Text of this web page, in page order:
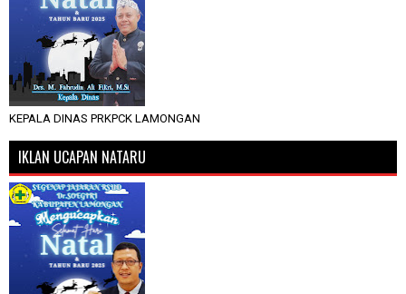
KEPALA DINAS PRKPCK LAMONGAN
IKLAN UCAPAN NATARU